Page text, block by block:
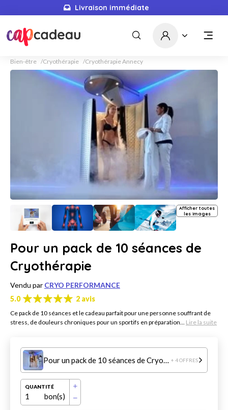
Livraison immédiate
Bien-être Cryothérapie Cryothérapie Annecy
Afficher toutes
les images
Pour un pack de 10 séances de
Cryothérapie
Vendu par CRYO PERFORMANCE
5.0
2 avis
Ce pack de 10 séances et le cadeau parfait pour une personne souffrant de
stress, de douleurs chroniques pour un sportifs en préparation... Lire la suite
Pour un pack de 10 séances de Cryothérapie + 4 OFFRES
QUANTITÉ
1 bon(s)